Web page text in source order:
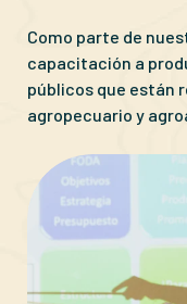
Como parte de
capacitación a
públicos que están
agropecuario y